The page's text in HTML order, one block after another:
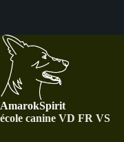
AmarokSpirit
école canine VD FR VS